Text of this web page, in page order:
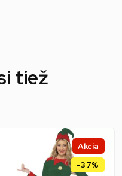
tiež
Akcia
-37%